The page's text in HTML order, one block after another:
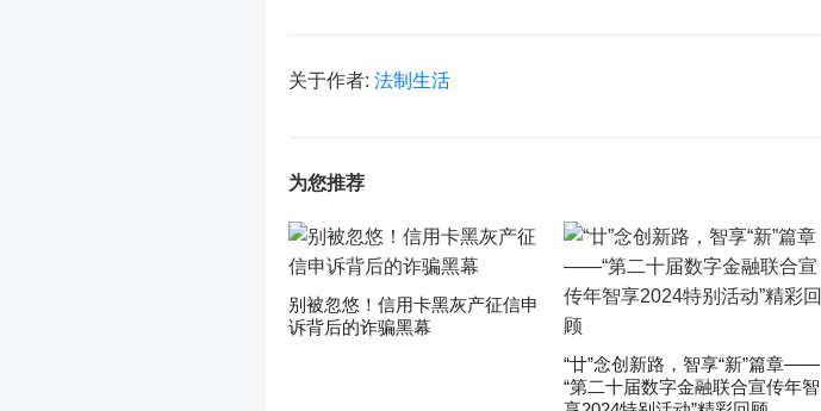
关于作者: 法制生活
为您推荐
别被忽悠！信用卡黑灰产征信申
诉背后的诈骗黑幕
“廿”念创新路，智享“新”篇章——
“第二十届数字金融联合宣传年智